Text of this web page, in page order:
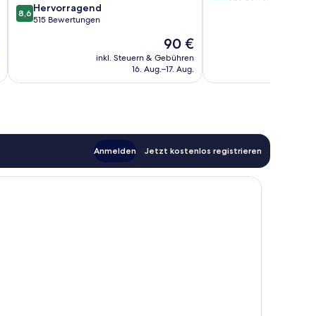
8.6
von
8,6 Hervorragend
515 Bewertungen
Der
Preis
beträgt
90 €
inkl. Steuern & Gebühren
16. Aug.–17. Aug.
Anmelden Jetzt kostenlos registrieren